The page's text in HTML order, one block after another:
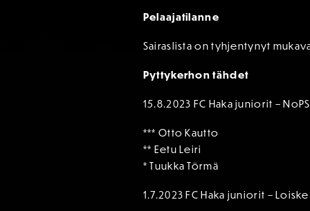
Pelaajatilanne
Sairaslista on tyhjentynyt
Pyttykerhon tähdet
15.8.2023 FC Haka juniorit –
*** Otto Kautto
** Eetu Leiri
* Tuukka Törmä
1.7.2023 FC Haka juniorit – Loiske